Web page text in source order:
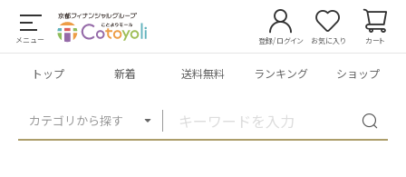
メニュー
カテゴリから探す
登録/ログイン お気に入り カート
トップ 新着 送料無料 ランキング ショップ